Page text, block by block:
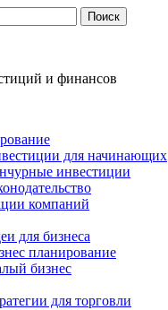
и финансов
для начинающих
инвестиции
компаний
для бизнеса
планирование
бизнес
для торговли